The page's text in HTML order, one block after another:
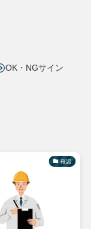
OK・NGサイン
確認